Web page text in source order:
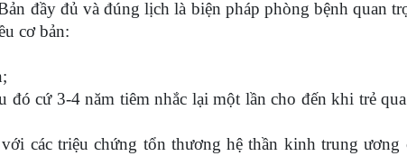
đầy đủ và đúng lịch là biện pháp phòng bệnh quan
cơ bản:
1 tuổi;
cứ 3-4 năm tiêm nhắc lại một lần cho đến khi trẻ
các triệu chứng tổn thương hệ thần kinh trung ương